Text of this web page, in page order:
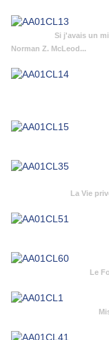
Si j'avais un
Norman Z. McLeod...
La Vie
Le